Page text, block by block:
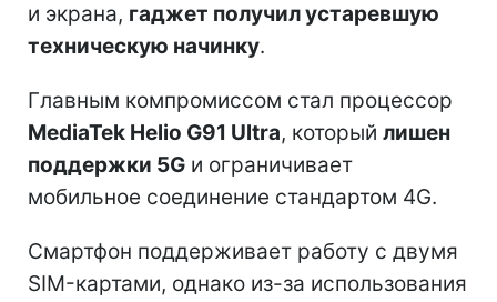
и экрана, гаджет получил устаревшую
техническую начинку.
Главным компромиссом стал процессор
MediaTek Helio G91 Ultra, который лишен
поддержки 5G и ограничивает
мобильное соединение стандартом 4G.
Смартфон поддерживает работу с двумя
SIM-картами, однако из-за использования